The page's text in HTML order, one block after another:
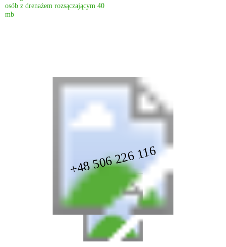
+48 506 226 116